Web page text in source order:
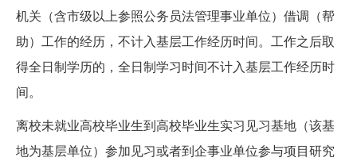
机关（含市级以上参照公务员法管理事业单位）借调（帮
助）工作的经历，不计入基层工作经历时间。工作之后取
得全日制学历的，全日制学习时间不计入基层工作经历时
间。
离校未就业高校毕业生到高校毕业生实习见习基地（该基
地为基层单位）参加见习或者到企事业单位参与项目研究